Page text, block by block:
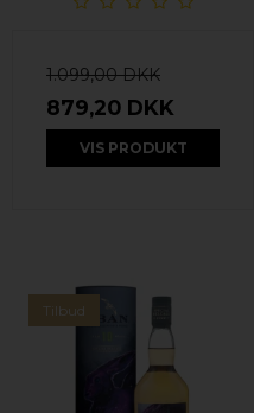
1.099,00 DKK
879,20 DKK
VIS PRODUKT
Tilbud